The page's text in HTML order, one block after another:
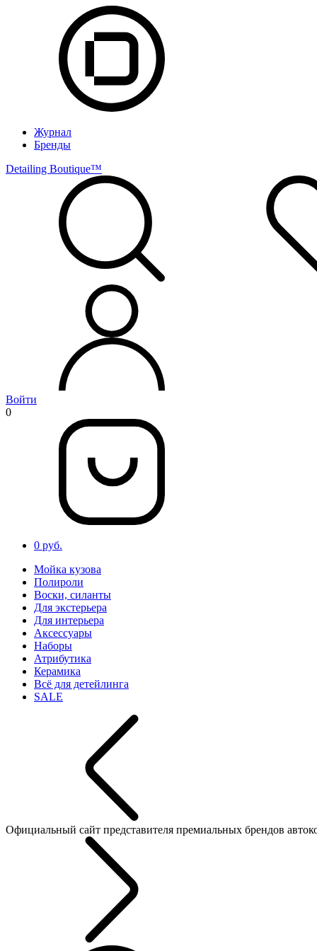
Журнал
Бренды
Detailing Boutique™️
Войти
0
0 руб.
Мойка кузова
Полироли
Воски, силанты
Для экстерьера
Для интерьера
Аксессуары
Наборы
Атрибутика
Керамика
Всё для детейлинга
SALE
Официальный сайт представителя премиальных брендов